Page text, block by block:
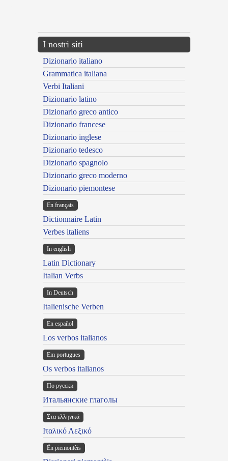
I nostri siti
Dizionario italiano
Grammatica italiana
Verbi Italiani
Dizionario latino
Dizionario greco antico
Dizionario francese
Dizionario inglese
Dizionario tedesco
Dizionario spagnolo
Dizionario greco moderno
Dizionario piemontese
En français
Dictionnaire Latin
Verbes italiens
In english
Latin Dictionary
Italian Verbs
In Deutsch
Italienische Verben
En español
Los verbos italianos
Em portugues
Os verbos italianos
По русски
Итальянские глаголы
Στα ελληνικά
Ιταλικό Λεξικό
Ën piemontèis